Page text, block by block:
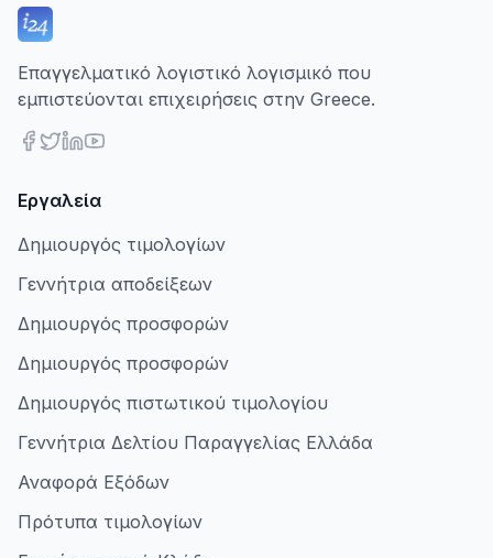
Επαγγελματικό λογιστικό λογισμικό που
εμπιστεύονται επιχειρήσεις στην Greece.
Εργαλεία
Δημιουργός τιμολογίων
Γεννήτρια αποδείξεων
Δημιουργός προσφορών
Δημιουργός προσφορών
Δημιουργός πιστωτικού τιμολογίου
Γεννήτρια Δελτίου Παραγγελίας Ελλάδα
Αναφορά Εξόδων
Πρότυπα τιμολογίων